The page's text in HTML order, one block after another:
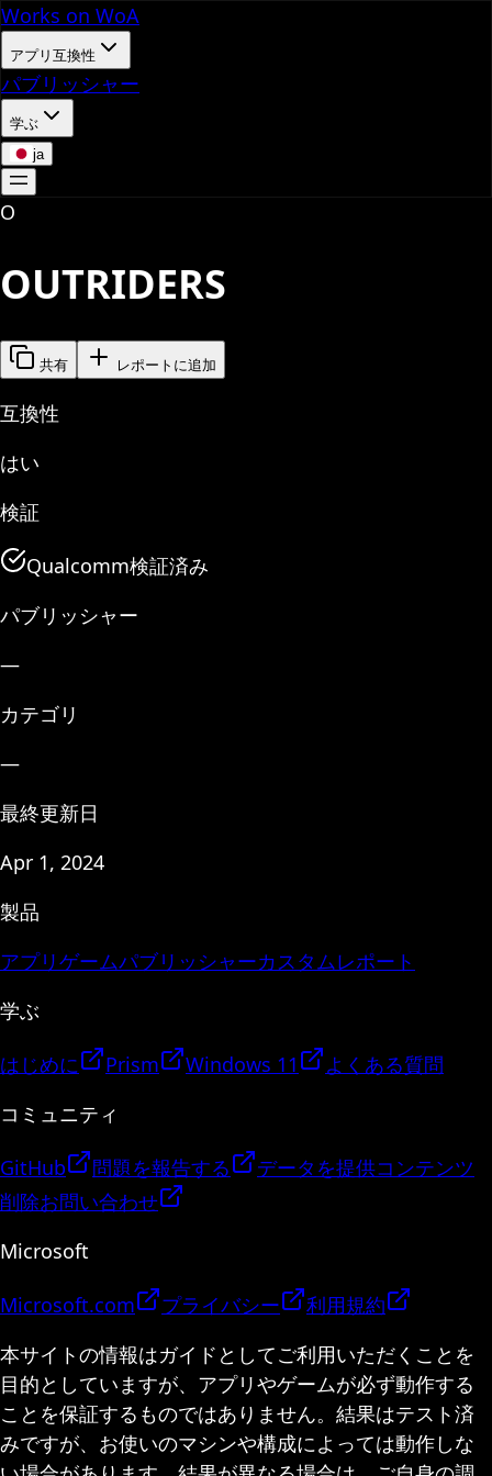
Works on WoA
アプリ互換性
パブリッシャー
学ぶ
ja
O
OUTRIDERS
共有 レポートに追加
互換性
はい
検証
Qualcomm検証済み
パブリッシャー
—
カテゴリ
—
最終更新日
Apr 1, 2024
製品
アプリゲームパブリッシャーカスタムレポート
学ぶ
はじめに Prism Windows 11
よくある質問
コミュニティ
GitHub 問題を報告する データを提供コンテンツ
削除お問い合わせ
Microsoft
Microsoft.com プライバシー
利用規約
本サイトの情報はガイドとしてご利用いただくことを
目的としていますが、アプリやゲームが必ず動作する
ことを保証するものではありません。結果はテスト済
みですが、お使いのマシンや構成によっては動作しな